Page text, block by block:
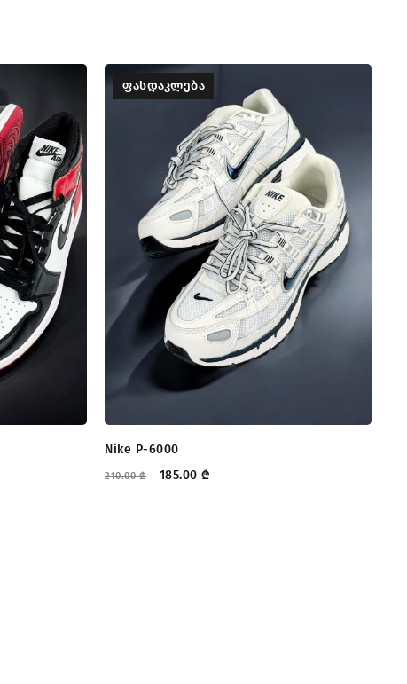
ᲤᲐᲡᲓᲐᲙᲚᲔᲑᲐ
Nike P-6000
210.00₾ 185.00 ₾